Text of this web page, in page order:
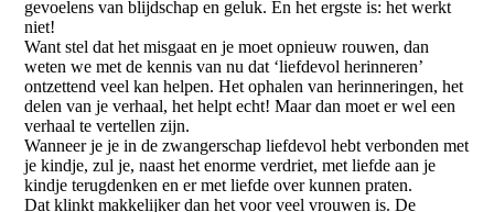
gevoelens van blijdschap en geluk. En het ergste is: het werkt
niet!
Want stel dat het misgaat en je moet opnieuw rouwen, dan
weten we met de kennis van nu dat ‘liefdevol herinneren’
ontzettend veel kan helpen. Het ophalen van herinneringen, het
delen van je verhaal, het helpt echt! Maar dan moet er wel een
verhaal te vertellen zijn.
Wanneer je je in de zwangerschap liefdevol hebt verbonden met
je kindje, zul je, naast het enorme verdriet, met liefde aan je
kindje terugdenken en er met liefde over kunnen praten.
Dat klinkt makkelijker dan het voor veel vrouwen is. De